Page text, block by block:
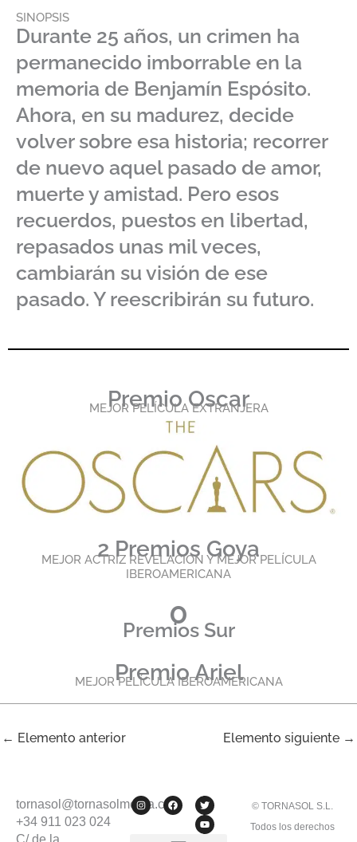
SINOPSIS
Durante 25 años, un crimen ha
permanecido imborrable en la
memoria de Benjamín Espósito.
Ahora, en su madurez, decide
volver sobre esa historia; recorrer
de nuevo aquel pasado de amor,
muerte y amistad. Pero esos
recuerdos, puestos en libertad,
repasados unas mil veces,
cambiarán su visión de ese
pasado. Y reescribirán su futuro.
Premio Oscar
MEJOR PELÍCULA EXTRANJERA
2 Premios Goya
MEJOR ACTRIZ REVELACIÓN Y MEJOR PELÍCULA
IBEROAMERICANA
0
Premios Sur
Premio Ariel
MEJOR PELÍCULA IBEROAMERICANA
← Elemento anterior Elemento siguiente →
tornasol@tornasolmedia.com
+34 911 023 024
C/ de la
I
n
s
F
a
c
T
w
i
t
t
Y
o
u
t
u
© TORNASOL S.L.
Todos los derechos